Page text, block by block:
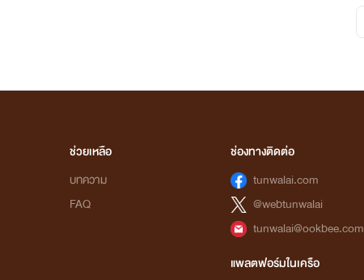
ช่วยเหลือ
บทความ
FAQ
ช่องทางติดต่อ
tunwalai.com
@webtunwalai
tunwalai@ookbee.com
แพลตฟอร์มในเครือ